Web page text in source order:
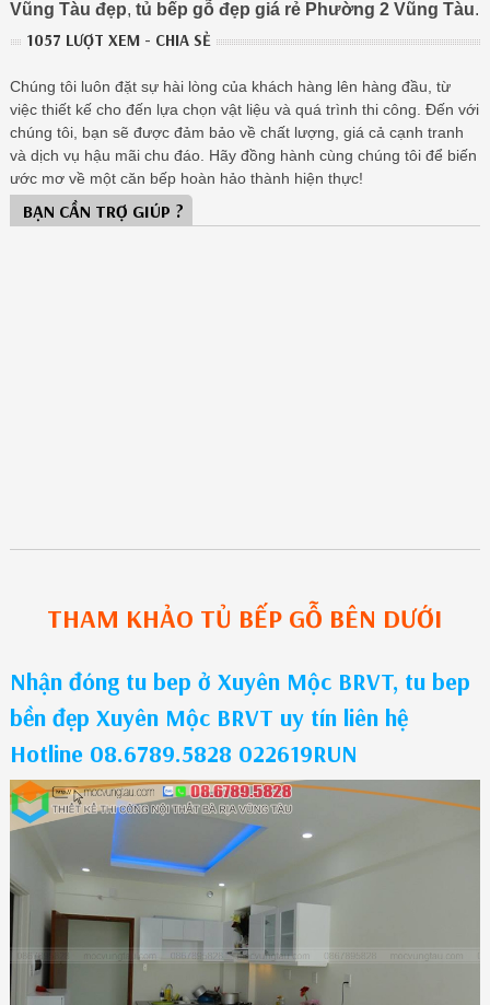
Vũng Tàu đẹp, tủ bếp gỗ đẹp giá rẻ Phường 2 Vũng Tàu.
1057 LƯỢT XEM - CHIA SẺ
Chúng tôi luôn đặt sự hài lòng của khách hàng lên hàng đầu, từ
việc thiết kế cho đến lựa chọn vật liệu và quá trình thi công. Đến với
chúng tôi, bạn sẽ được đảm bảo về chất lượng, giá cả cạnh tranh
và dịch vụ hậu mãi chu đáo. Hãy đồng hành cùng chúng tôi để biến
ước mơ về một căn bếp hoàn hảo thành hiện thực!
BẠN CẦN TRỢ GIÚP ?
THAM KHẢO TỦ BẾP GỖ BÊN DƯỚI
Nhận đóng tu bep ở Xuyên Mộc BRVT, tu bep
bền đẹp Xuyên Mộc BRVT uy tín liên hệ
Hotline 08.6789.5828 022619RUN